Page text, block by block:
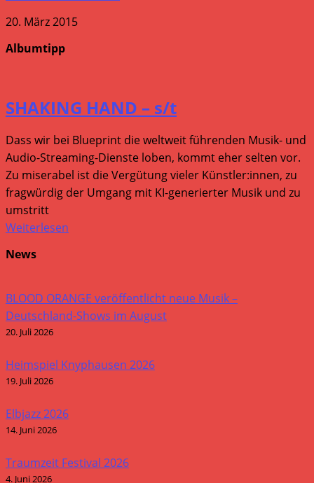
20. März 2015
Albumtipp
SHAKING HAND – s/t
Dass wir bei Blueprint die weltweit führenden Musik- und
Audio-Streaming-Dienste loben, kommt eher selten vor.
Zu miserabel ist die Vergütung vieler Künstler:innen, zu
fragwürdig der Umgang mit KI-generierter Musik und zu
umstritt
Weiterlesen
News
BLOOD ORANGE veröffentlicht neue Musik –
Deutschland-Shows im August
20. Juli 2026
Heimspiel Knyphausen 2026
19. Juli 2026
Elbjazz 2026
14. Juni 2026
Traumzeit Festival 2026
4. Juni 2026